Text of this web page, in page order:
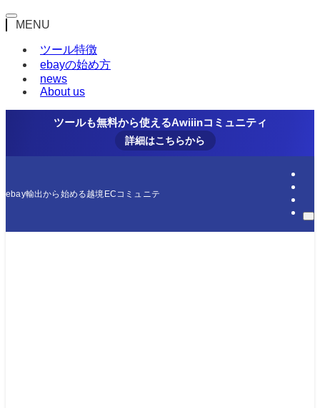
MENU
ツール特徴
ebayの始め方
news
About us
ツールも無料から使えるAwiiinコミュニティ
詳細はこちらから
ebay輸出から始める越境ECコミュニティ